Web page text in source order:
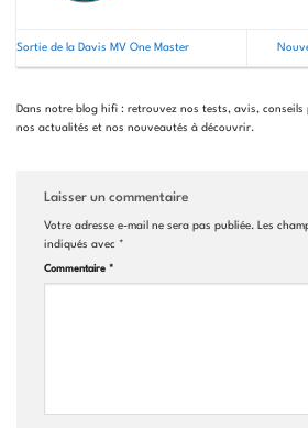
Sortie de la Davis MV One Master
Dans notre blog hifi : retrouvez nos tests, avis,
nos actualités et nos nouveautés à découvrir.
Laisser un commentaire
Votre adresse e-mail ne sera pas publiée. Les
indiqués avec *
Commentaire *